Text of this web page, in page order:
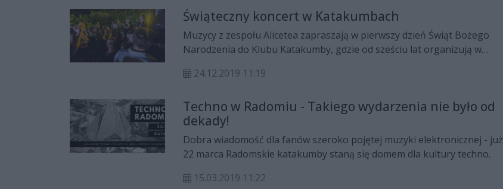
Świąteczny koncert w Katakumbach
Muzycy z zespołu Alicetea zapraszają w pierwszy dzień Świąt Bożego
Narodzenia do Klubu Katakumby, gdzie od sześciu lat organizują w
mogą zaprezentować się zespołu z nurtu muzyki rock, reggae,
24.12.2019 11:19
Techno w Radomiu - Takiego wydarzenia nie było od
dekady!
Dobra wiadomość dla fanów szeroko pojętej muzyki elektronicznej - już
22 marca Radomskie katakumby staną się domem dla kultury techno.
15.03.2019 11:22